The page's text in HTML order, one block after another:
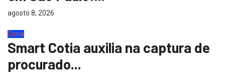
agosto 8, 2026
Cotia
Smart Cotia auxilia na captura de
procurado...